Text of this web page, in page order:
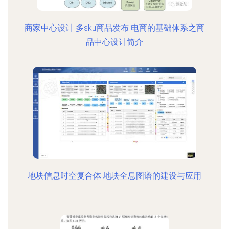
商家中心设计 多sku商品发布 电商的基础体系之商
品中心设计简介
地块信息时空复合体 地块全息图谱的建设与应用